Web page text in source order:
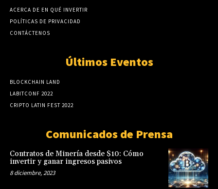
ACERCA DE EN QUÉ INVERTIR
POLÍTICAS DE PRIVACIDAD
CONTÁCTENOS
Últimos Eventos
BLOCKCHAIN LAND
LABITCONF 2022
CRIPTO LATIN FEST 2022
Comunicados de Prensa
Contratos de Minería desde $10: Cómo
invertir y ganar ingresos pasivos
8 diciembre, 2023